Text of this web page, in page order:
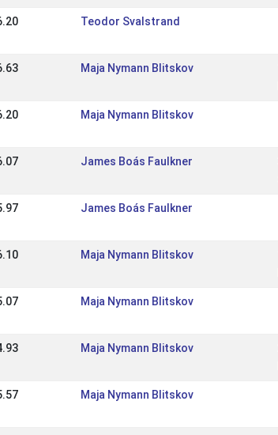
Teodor Svalstrand
Maja Nymann Blitskov
Maja Nymann Blitskov
James Boás Faulkner
James Boás Faulkner
Maja Nymann Blitskov
Maja Nymann Blitskov
Maja Nymann Blitskov
Maja Nymann Blitskov